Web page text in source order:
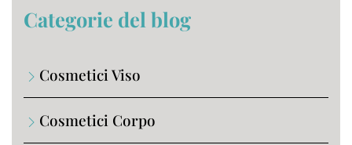
Categorie del blog
Cosmetici Viso
Cosmetici Corpo